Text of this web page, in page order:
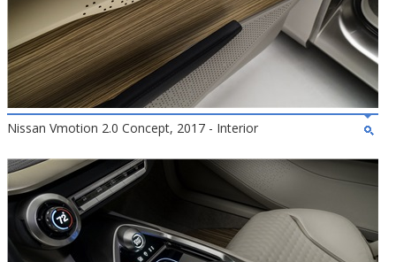
Nissan Vmotion 2.0 Concept, 2017 - Interior